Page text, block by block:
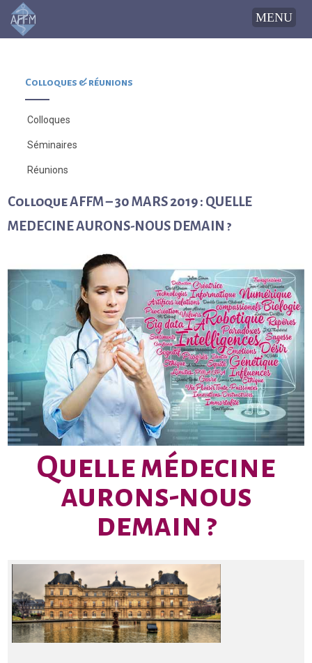
Colloques & réunions
Colloques
Séminaires
Réunions
Colloque AFFM – 30 MARS 2019 : QUELLE
MEDECINE AURONS-NOUS DEMAIN ?
Quelle médecine
aurons-nous
demain ?